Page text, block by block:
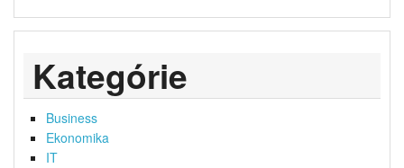
Kategórie
Business
Ekonomika
IT